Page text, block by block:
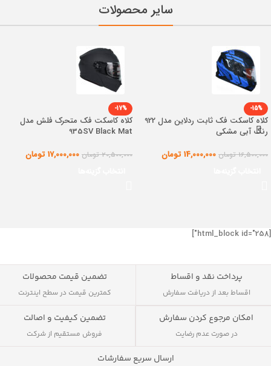
سایر محصولات
-15%
کلاه کاسکت فک ثابت ردلاین مدل 922
رنگ آبی مشکی
16,500,000 تومان 14,000,000 تومان
-17%
کلاه کاسکت فک متحرک فلش مدل
935SV Black Mat
20,500,000 تومان 17,000,000 تومان
[html_block id="258"]
پرداخت نقد و اقساط
اقساط بعد از دریافت سفارش
تضمین قیمت محصولات
کمترین قیمت در سطح اینترنت
امکان مرجوع کردن سفارش
در صورت عدم رضایت
تضمین کیفیت و اصالت
فروش مستقیم از شرکت
ارسال سریع سفارشات